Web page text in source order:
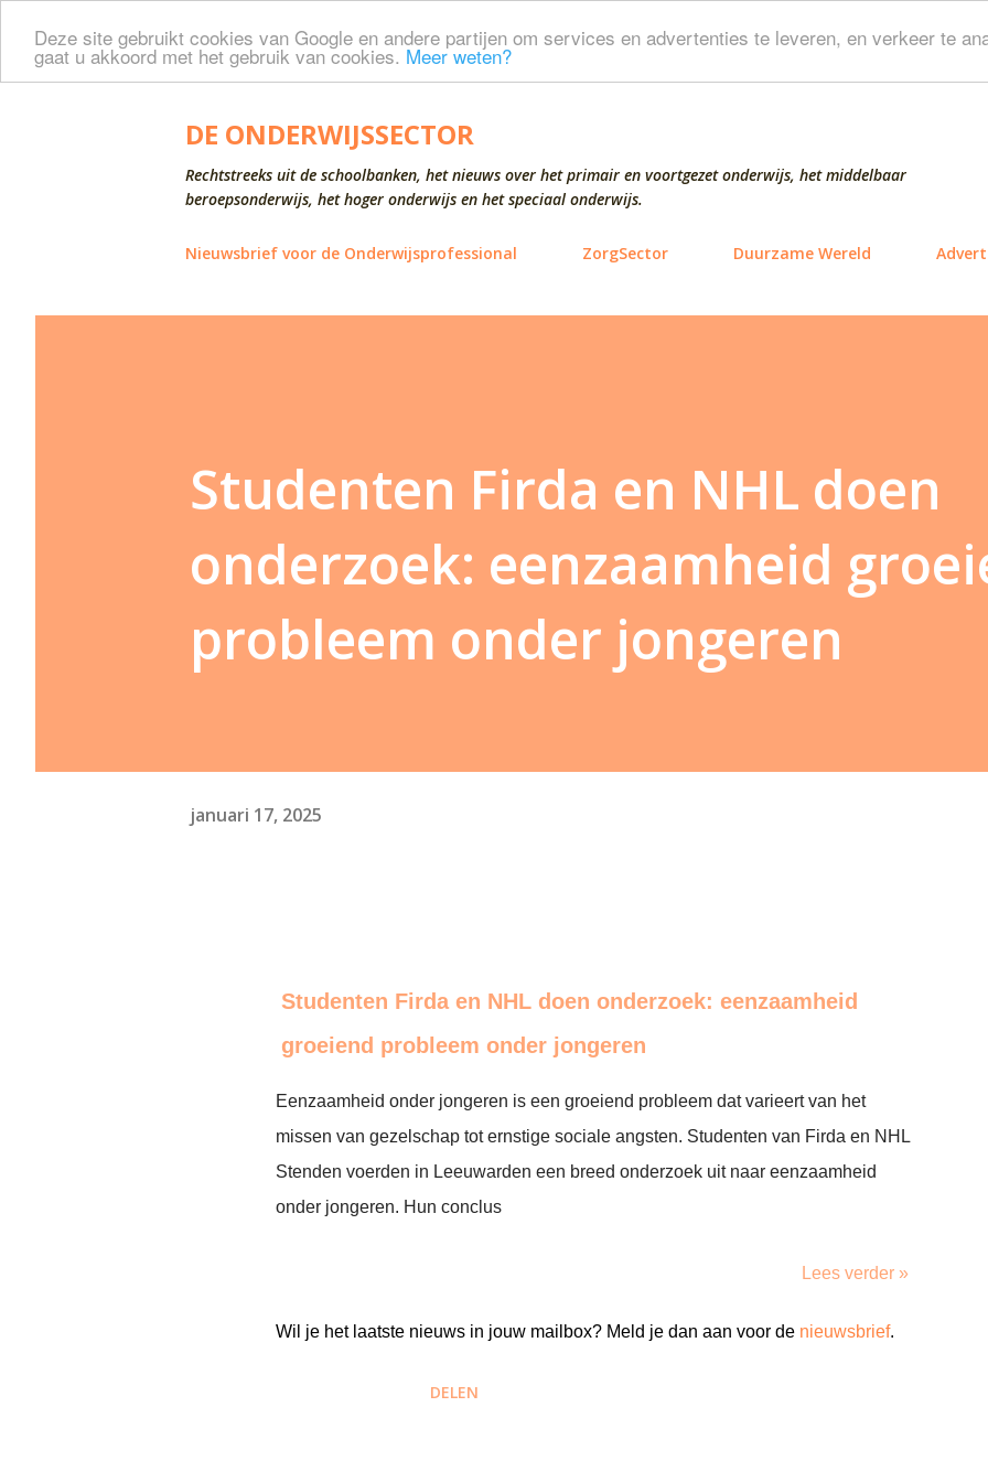
Deze site gebruikt cookies van Google en andere partijen om services en advertenties te leveren, en verkeer te
gaat u akkoord met het gebruik van cookies. Meer weten?
Doorgaan naar hoofdcontent
DE ONDERWIJSSECTOR
Rechtstreeks uit de schoolbanken, het nieuws over het primair en voortgezet onderwijs, het middelbaar
beroepsonderwijs, het hoger onderwijs en het speciaal onderwijs.
Nieuwsbrief voor de Onderwijsprofessional ZorgSector Duurzame Wereld
Studenten Firda en NHL doen
onderzoek: eenzaamheid
probleem onder jongeren
januari 17, 2025
Studenten Firda en NHL doen onderzoek: eenzaamheid
groeiend probleem onder jongeren
Eenzaamheid onder jongeren is een groeiend probleem dat varieert van het
missen van gezelschap tot ernstige sociale angsten. Studenten van Firda en NHL
Stenden voerden in Leeuwarden een breed onderzoek uit naar eenzaamheid
onder jongeren. Hun conclus
Lees verder »
Wil je het laatste nieuws in jouw mailbox? Meld je dan aan voor de nieuwsbrief.
DELEN